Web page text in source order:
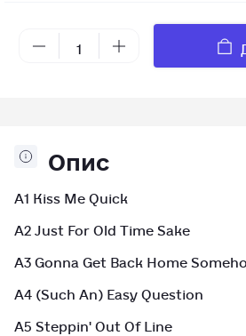
Опис
A1 Kiss Me Quick
A2 Just For Old Time Sake
A3 Gonna Get Back Home
A4 (Such An) Easy Question
A5 Steppin' Out Of Line